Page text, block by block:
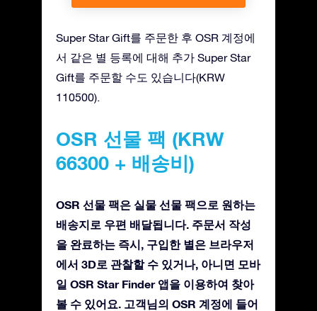
Super Star Gift를 주문한 후 OSR 계정에
서 같은 별 등록에 대해 추가 Super Star
Gift를 주문할 수도 있습니다(KRW
110500).
OSR 선물 팩 (KRW
66300 + 배송비)
OSR 선물 팩은 실물 선물 팩으로 원하는
배송지로 우편 배달됩니다. 주문서 작성
을 완료하는 즉시, 구입한 별은 브라우저
에서 3D로 관찰할 수 있거나, 아니면 모바
일 OSR Star Finder 앱을 이용하여 찾아
볼 수 있어요. 고객님의 OSR 계정에 들어